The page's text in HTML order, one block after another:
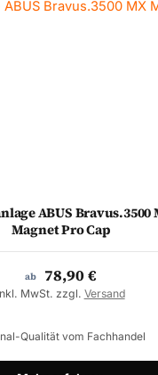
ABUS Bravus.3500
Magnet Pro Cap
ab 78,90€
MwSt. zzgl. Versand
Qualität vom Fachhandel